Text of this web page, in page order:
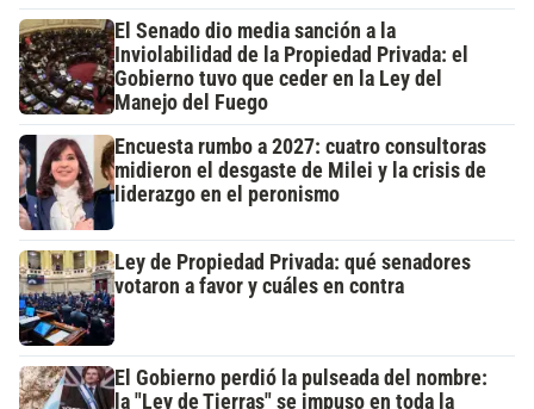
El Senado dio media sanción a la
Inviolabilidad de la Propiedad Privada: el
Gobierno tuvo que ceder en la Ley del
Manejo del Fuego
Encuesta rumbo a 2027: cuatro consultoras
midieron el desgaste de Milei y la crisis de
liderazgo en el peronismo
Ley de Propiedad Privada: qué senadores
votaron a favor y cuáles en contra
El Gobierno perdió la pulseada del nombre:
la "Ley de Tierras" se impuso en toda la